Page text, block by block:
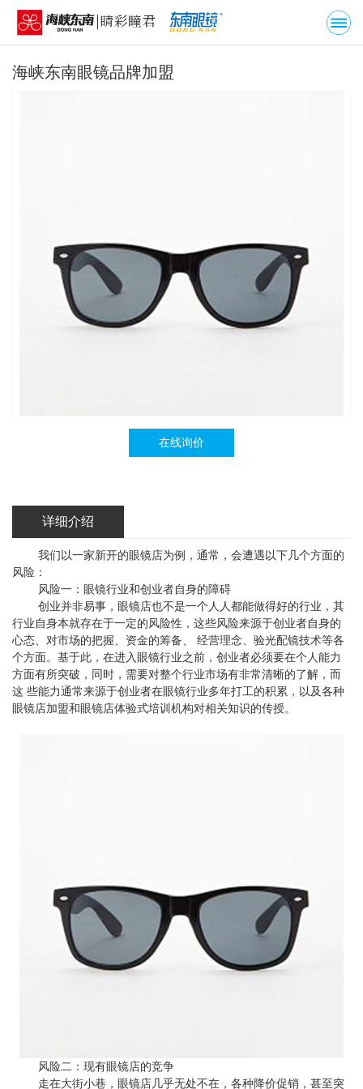
海峡东南眼镜品牌加盟
在线询价
详细介绍
我们以一家新开的眼镜店为例，通常，会遭遇以下几个方面的
风险：
风险一：眼镜行业和创业者自身的障碍
创业并非易事，眼镜店也不是一个人人都能做得好的行业，其
行业自身本就存在于一定的风险性，这些风险来源于创业者自身的
心态、对市场的把握、资金的筹备、 经营理念、验光配镜技术等各
个方面。基于此，在进入眼镜行业之前，创业者必须要在个人能力
方面有所突破，同时，需要对整个行业市场有非常清晰的了解，而
这 些能力通常来源于创业者在眼镜行业多年打工的积累，以及各种
眼镜店加盟和眼镜店体验式培训机构对相关知识的传授。
风险二：现有眼镜店的竞争
走在大街小巷，眼镜店几乎无处不在，各种降价促销，甚至突